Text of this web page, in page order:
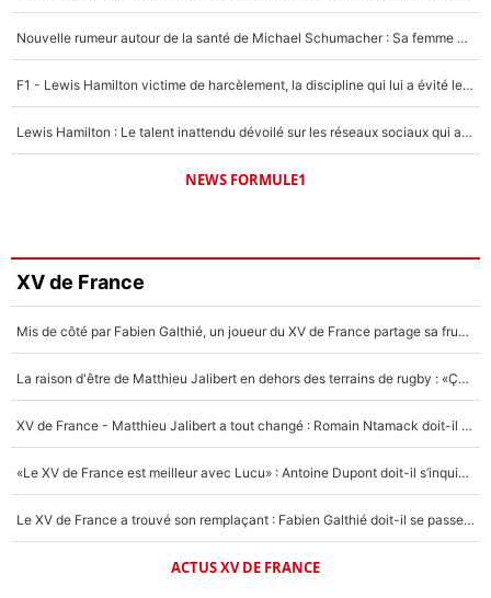
Nouvelle rumeur autour de la santé de Michael Schumacher : Sa femme Corinna sort du silence
F1 - Lewis Hamilton victime de harcèlement, la discipline qui lui a évité le pire : «J'aurais probablement mal tourné»
Lewis Hamilton : Le talent inattendu dévoilé sur les réseaux sociaux qui a impressionné Kim Kardashian pendant leurs vacances en amoureux !
NEWS FORMULE1
XV de France
Mis de côté par Fabien Galthié, un joueur du XV de France partage sa frustration : «ils ne me l’ont pas dit tout de suite»
La raison d'être de Matthieu Jalibert en dehors des terrains de rugby : «Ça m'atteint autant que si tu touches à un membre de ma famille»
XV de France - Matthieu Jalibert a tout changé : Romain Ntamack doit-il s’inquiéter pour sa place à un an de la Coupe du monde ?
«Le XV de France est meilleur avec Lucu» : Antoine Dupont doit-il s’inquiéter pour sa place ?
Le XV de France a trouvé son remplaçant : Fabien Galthié doit-il se passer d'Antoine Dupont ?
ACTUS XV DE FRANCE